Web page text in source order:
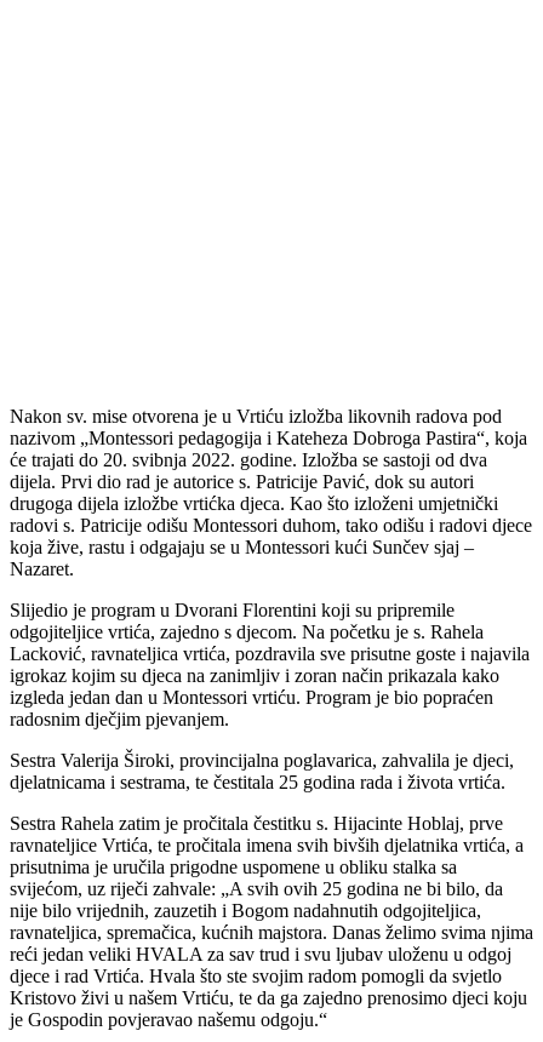
Nakon sv. mise otvorena je u Vrtiću izložba likovnih radova pod
nazivom „Montessori pedagogija i Kateheza Dobroga Pastira“, koja
će trajati do 20. svibnja 2022. godine. Izložba se sastoji od dva
dijela. Prvi dio rad je autorice s. Patricije Pavić, dok su autori
drugoga dijela izložbe vrtićka djeca. Kao što izloženi umjetnički
radovi s. Patricije odišu Montessori duhom, tako odišu i radovi djece
koja žive, rastu i odgajaju se u Montessori kući Sunčev sjaj –
Nazaret.
Slijedio je program u Dvorani Florentini koji su pripremile
odgojiteljice vrtića, zajedno s djecom. Na početku je s. Rahela
Lacković, ravnateljica vrtića, pozdravila sve prisutne goste i najavila
igrokaz kojim su djeca na zanimljiv i zoran način prikazala kako
izgleda jedan dan u Montessori vrtiću. Program je bio popraćen
radosnim dječjim pjevanjem.
Sestra Valerija Široki, provincijalna poglavarica, zahvalila je djeci,
djelatnicama i sestrama, te čestitala 25 godina rada i života vrtića.
Sestra Rahela zatim je pročitala čestitku s. Hijacinte Hoblaj, prve
ravnateljice Vrtića, te pročitala imena svih bivših djelatnika vrtića, a
prisutnima je uručila prigodne uspomene u obliku stalka sa
svijećom, uz riječi zahvale: „A svih ovih 25 godina ne bi bilo, da
nije bilo vrijednih, zauzetih i Bogom nadahnutih odgojiteljica,
ravnateljica, spremačica, kućnih majstora. Danas želimo svima njima
reći jedan veliki HVALA za sav trud i svu ljubav uloženu u odgoj
djece i rad Vrtića. Hvala što ste svojim radom pomogli da svjetlo
Kristovo živi u našem Vrtiću, te da ga zajedno prenosimo djeci koju
je Gospodin povjeravao našemu odgoju.“